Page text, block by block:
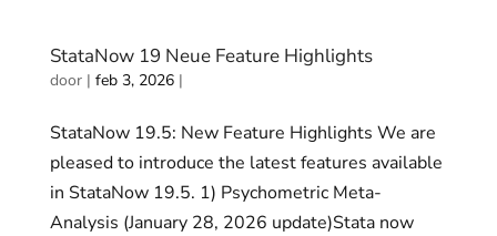
StataNow 19 Neue Feature Highlights
door | feb 3, 2026|
StataNow 19.5: New Feature Highlights We are
pleased to introduce the latest features available
in StataNow 19.5. 1) Psychometric Meta-
Analysis (January 28, 2026 update)Stata now